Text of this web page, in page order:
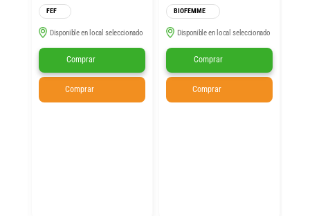
FEF
Disponible en local seleccionado
Comprar
Comprar
BIOFEMME
Disponible en local seleccionado
Comprar
Comprar